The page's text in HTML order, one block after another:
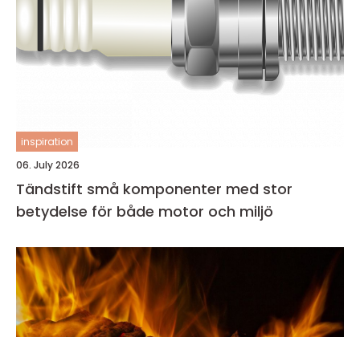
inspiration
06. July 2026
Tändstift små komponenter med stor
betydelse för både motor och miljö